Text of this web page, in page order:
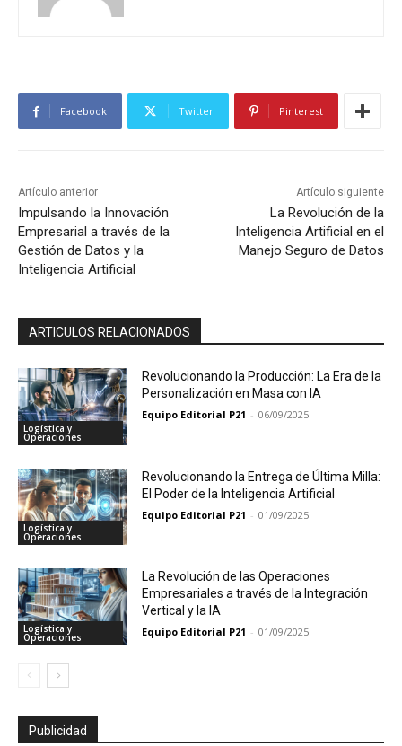
Facebook Twitter Pinterest
Artículo anterior
Impulsando la Innovación
Empresarial a través de la
Gestión de Datos y la
Inteligencia Artificial
Artículo siguiente
La Revolución de la
Inteligencia Artificial en el
Manejo Seguro de Datos
ARTICULOS RELACIONADOS
Logística y
Operaciones
Revolucionando la Producción: La Era de la
Personalización en Masa con IA
Equipo Editorial P21 - 06/09/2025
Logística y
Operaciones
Revolucionando la Entrega de Última Milla:
El Poder de la Inteligencia Artificial
Equipo Editorial P21 - 01/09/2025
Logística y
Operaciones
La Revolución de las Operaciones
Empresariales a través de la Integración
Vertical y la IA
Equipo Editorial P21 - 01/09/2025
Publicidad